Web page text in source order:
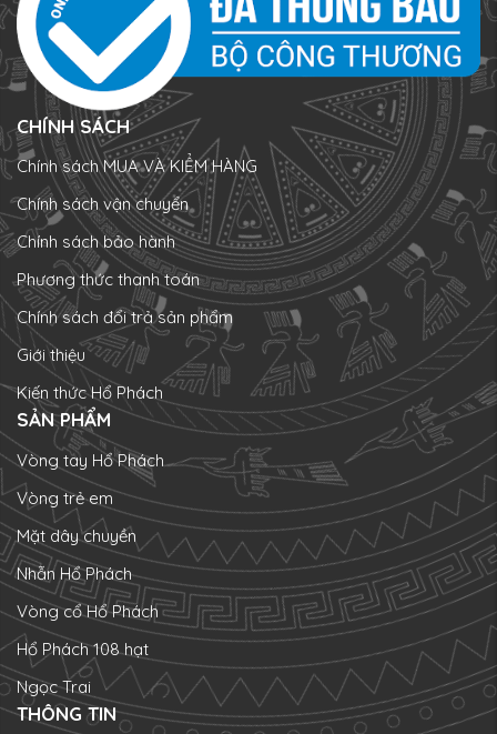
CHÍNH SÁCH
Chính sách MUA VÀ KIỂM HÀNG
Chính sách vận chuyển
Chính sách bảo hành
Phương thức thanh toán
Chính sách đổi trả sản phẩm
Giới thiệu
Kiến thức Hổ Phách
SẢN PHẨM
Vòng tay Hổ Phách
Vòng trẻ em
Mặt dây chuyền
Nhẫn Hổ Phách
Vòng cổ Hổ Phách
Hổ Phách 108 hạt
Ngọc Trai
THÔNG TIN